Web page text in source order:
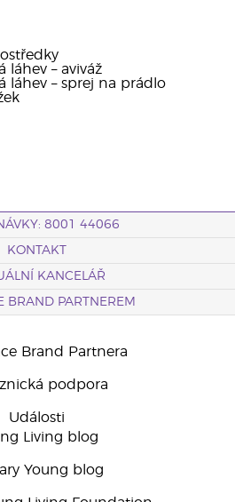
láhev – aviváž
láhev – sprej na prádlo
8001 44066
KONTAKT
KANCELÁŘ
BRAND PARTNEREM
Brand Partnera
podpora
Události
Living blog
Young blog